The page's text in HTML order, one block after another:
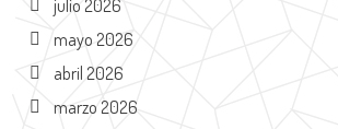
julio 2026
mayo 2026
abril 2026
marzo 2026